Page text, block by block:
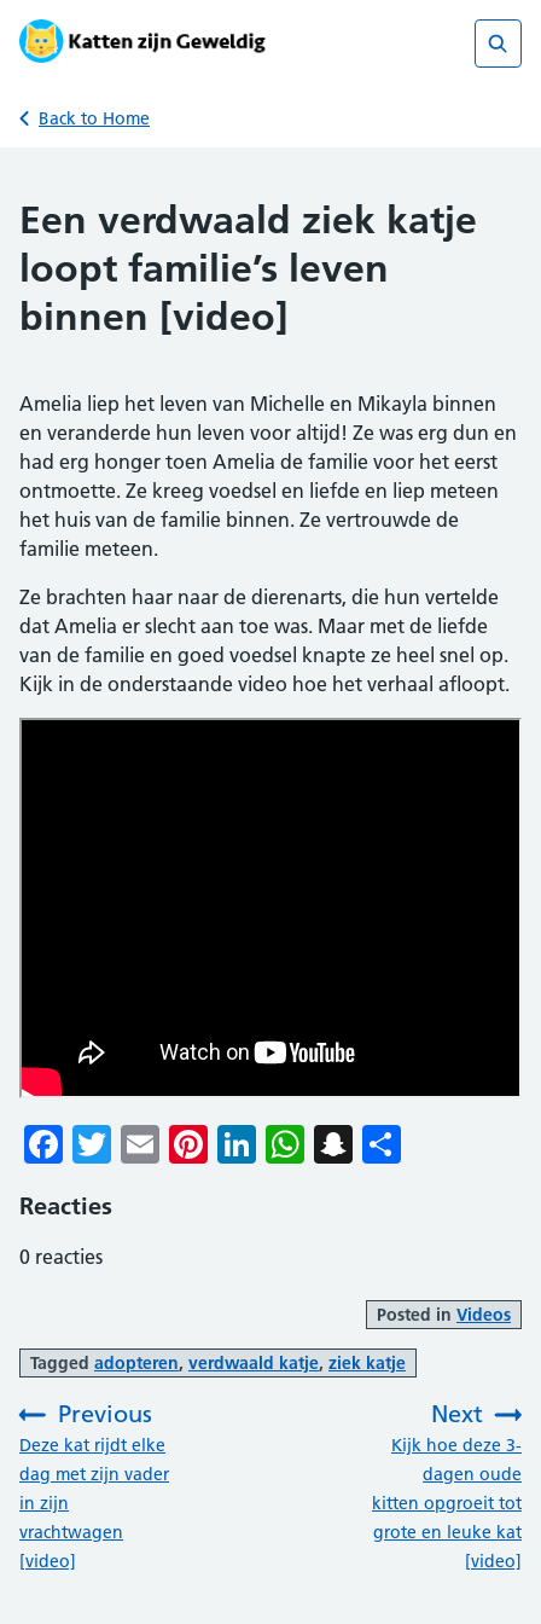
Skip
Back to Home
Een verdwaald ziek katje
loopt familie’s leven
binnen [video]
Amelia liep het leven van Michelle en Mikayla binnen
en veranderde hun leven voor altijd! Ze was erg dun en
had erg honger toen Amelia de familie voor het eerst
ontmoette. Ze kreeg voedsel en liefde en liep meteen
het huis van de familie binnen. Ze vertrouwde de
familie meteen.
Ze brachten haar naar de dierenarts, die hun vertelde
dat Amelia er slecht aan toe was. Maar met de liefde
van de familie en goed voedsel knapte ze heel snel op.
Kijk in de onderstaande video hoe het verhaal afloopt.
Facebook
Twitter
EmailPinterest
LinkedIn
WhatsApp
Snapchat
Reacties
0 reacties
Posted in Videos
Tagged adopteren, verdwaald katje, ziek katje
Previous
:Deze kat rijdt elke
dag met zijn vader
in zijn
vrachtwagen
[video]
Next
Kijk hoe deze 3-
dagen oude
kitten opgroeit tot
grote en leuke kat
[video]